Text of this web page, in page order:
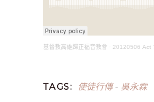
基督教高雄歸正福音教會 · 20120506 Act
TAGS: 使徒行傳- 吳永霖